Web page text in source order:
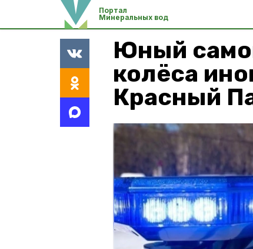
Портал
Минеральных вод
Юный
колёса
Красный